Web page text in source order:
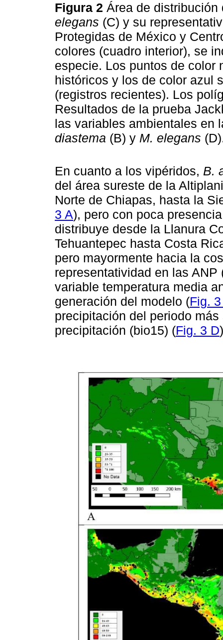
Figura 2 Área de
elegans (C) y su
Protegidas de México y
colores (cuadro interior), se
especie. Los puntos de color
históricos y los de color azul
(registros recientes). Los
Resultados de la prueba
las variables ambientales en
diastema (B) y M. elegans
En cuanto a los vipéridos, B.
del área sureste de la
Norte de Chiapas, hasta la
3 A), pero con poca
distribuye desde la Llanura
Tehuantepec hasta Costa
pero mayormente hacia la
representatividad en las ANP
variable temperatura media
generación del modelo (Fig.
precipitación del periodo
precipitación (bio15) (Fig. 3 D